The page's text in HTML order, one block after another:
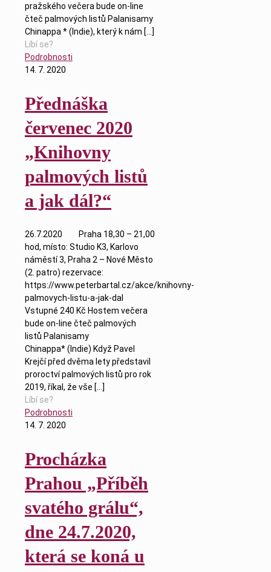
pražského večera bude on-line
čteč palmových listů Palanisamy
Chinappa * (Indie), který k nám […]
Líbí se?
Podrobnosti
14. 7. 2020
Přednáška
červenec 2020
„Knihovny
palmových listů
a jak dál?“
26.7.2020 Praha 18,30 – 21,00
hod, místo: Studio K3, Karlovo
náměstí 3, Praha 2 – Nové Město
(2. patro) rezervace:
https://www.peterbartal.cz/akce/knihovny-
palmovych-listu-a-jak-dal
Vstupné 240 Kč Hostem večera
bude on-line čteč palmových
listů Palanisamy
Chinappa* (Indie) Když Pavel
Krejčí před dvěma lety představil
proroctví palmových listů pro rok
2019, říkal, že vše […]
Líbí se?
Podrobnosti
14. 7. 2020
Procházka
Prahou „Příběh
svatého grálu“,
dne 24.7.2020,
která se koná u